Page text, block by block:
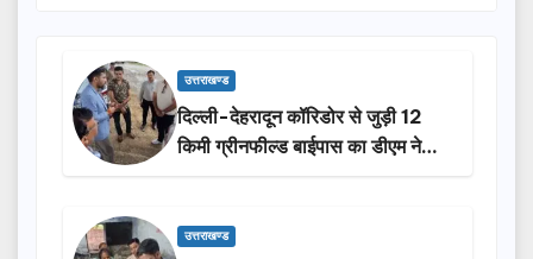
उत्तराखण्ड
दिल्ली-देहरादून कॉरिडोर से जुड़ी 12
किमी ग्रीनफील्ड बाईपास का डीएम ने
किया निरीक्षण…
उत्तराखण्ड